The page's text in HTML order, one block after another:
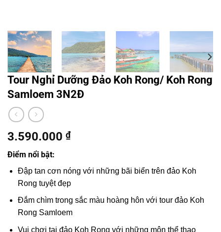
Tour Nghỉ Dưỡng Đảo Koh Rong/ Koh Rong
Samloem 3N2Đ
3.590.000 ₫
Điểm nổi bật:
Đập tan cơn nóng với những bãi biển trên đảo Koh
Rong tuyệt đẹp
Đắm chìm trong sắc màu hoàng hôn với tour đảo Koh
Rong Samloem
Vui chơi tại đảo Koh Rong với những môn thể thao